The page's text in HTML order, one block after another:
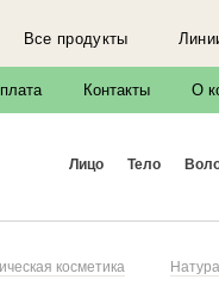
Все продукты
Контакты О
лицо тело
косметика